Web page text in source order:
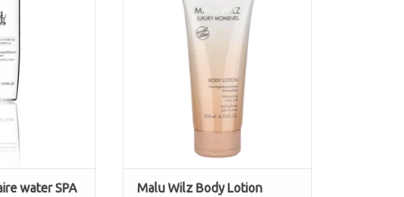
het hele
hals. Kan 's
avonds worden
en straalt.
ond
water SPA
TOEVOEGEN AAN WINKELWAGEN
Malu Wilz Body Lotion